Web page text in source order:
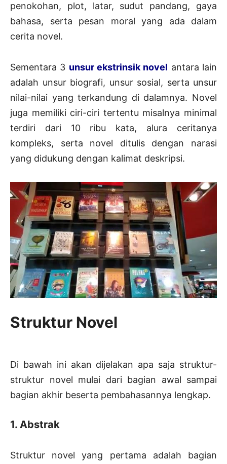
penokohan, plot, latar, sudut pandang, gaya
bahasa, serta pesan moral yang ada dalam
cerita novel.
Sementara 3 unsur ekstrinsik novel antara lain
adalah unsur biografi, unsur sosial, serta unsur
nilai-nilai yang terkandung di dalamnya. Novel
juga memiliki ciri-ciri tertentu misalnya minimal
terdiri dari 10 ribu kata, alura ceritanya
kompleks, serta novel ditulis dengan narasi
yang didukung dengan kalimat deskripsi.
Struktur Novel
Di bawah ini akan dijelakan apa saja struktur-
struktur novel mulai dari bagian awal sampai
bagian akhir beserta pembahasannya lengkap.
1. Abstrak
Struktur novel yang pertama adalah bagian